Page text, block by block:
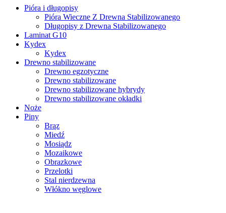
Pióra i długopisy
Pióra Wieczne Z Drewna Stabilizowanego
Długopisy z Drewna Stabilizowanego
Laminat G10
Kydex
Kydex
Drewno stabilizowane
Drewno egzotyczne
Drewno stabilizowane
Drewno stabilizowane hybrydy
Drewno stabilizowane okładki
Noże
Piny
Brąz
Miedź
Mosiądz
Mozaikowe
Obrazkowe
Przelotki
Stal nierdzewna
Włókno węglowe